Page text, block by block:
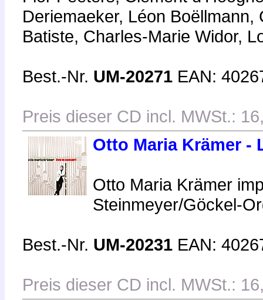
Deriemaeker, Léon
Batiste, Charles-Marie Widor,
Best.-Nr. UM-20271 EAN:
Preis dieser CD incl. MWSt.:
Otto Maria Krämer -
Otto Maria Krämer
Steinmeyer/Göckel-
Best.-Nr. UM-20231 EAN:
Preis dieser CD incl. MWSt.: